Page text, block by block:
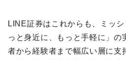
LINE証券はこれからも、ミッ
っと身近に、もっと手軽に」の
者から経験者まで幅広い層に支